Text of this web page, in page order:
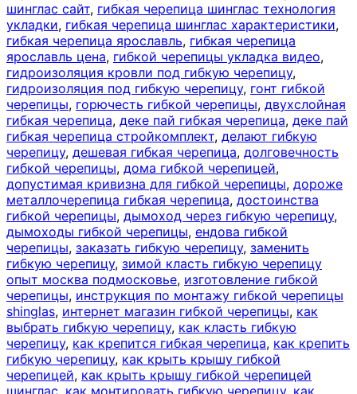
шинглас сайт, гибкая черепица шинглас технология
укладки, гибкая черепица шинглас характеристики,
гибкая черепица ярославль, гибкая черепица
ярославль цена, гибкой черепицы укладка видео,
гидроизоляция кровли под гибкую черепицу,
гидроизоляция под гибкую черепицу, гонт гибкой
черепицы, горючесть гибкой черепицы, двухслойная
гибкая черепица, деке пай гибкая черепица, деке пай
гибкая черепица стройкомплект, делают гибкую
черепицу, дешевая гибкая черепица, долговечность
гибкой черепицы, дома гибкой черепицей,
допустимая кривизна для гибкой черепицы, дороже
металлочерепица гибкая черепица, достоинства
гибкой черепицы, дымоход через гибкую черепицу,
дымоходы гибкой черепицы, ендова гибкой
черепицы, заказать гибкую черепицу, заменить
гибкую черепицу, зимой класть гибкую черепицу
опыт москва подмосковье, изготовление гибкой
черепицы, инструкция по монтажу гибкой черепицы
shinglas, интернет магазин гибкой черепицы, как
выбрать гибкую черепицу, как класть гибкую
черепицу, как крепится гибкая черепица, как крепить
гибкую черепицу, как крыть крышу гибкой
черепицей, как крыть крышу гибкой черепицей
шинглас, как монтировать гибкую черепицу, как